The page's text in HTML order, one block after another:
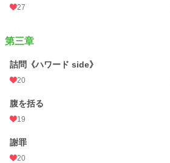
27
第三章
詰問《ハワード side》
20
腹を括る
19
謝罪
20